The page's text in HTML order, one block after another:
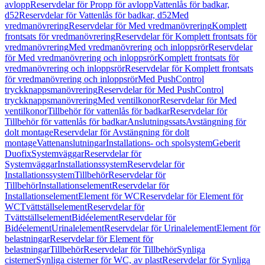
avloppReservdelar för Propp för avloppVattenlås för badkar,
d52Reservdelar för Vattenlås för badkar, d52Med
vredmanövreringReservdelar för Med vredmanövreringKomplett
frontsats för vredmanövreringReservdelar för Komplett frontsats för
vredmanövreringMed vredmanövrering och inloppsrörReservdelar
för Med vredmanövrering och inloppsrörKomplett frontsats för
vredmanövrering och inloppsrörReservdelar för Komplett frontsats
för vredmanövrering och inloppsrörMed PushControl
tryckknappsmanövreringReservdelar för Med PushControl
tryckknappsmanövreringMed ventilkonorReservdelar för Med
ventilkonorTillbehör för vattenlås för badkarReservdelar för
Tillbehör för vattenlås för badkarAnslutningssatsAvstängning för
dolt montageReservdelar för Avstängning för dolt
montageVattenanslutningarInstallations- och spolsystemGeberit
DuofixSystemväggarReservdelar för
SystemväggarInstallationssystemReservdelar för
InstallationssystemTillbehörReservdelar för
TillbehörInstallationselementReservdelar för
InstallationselementElement för WCReservdelar för Element för
WCTvättställselementReservdelar för
TvättställselementBidéelementReservdelar för
BidéelementUrinalelementReservdelar för UrinalelementElement för
belastningarReservdelar för Element för
belastningarTillbehörReservdelar för TillbehörSynliga
cisternerSynliga cisterner för WC, av plastReservdelar för Synliga